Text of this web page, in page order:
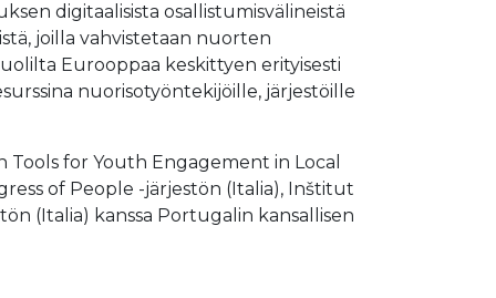
digitaalisista osallistumisvälineistä
joilla vahvistetaan nuorten
Eurooppaa keskittyen erityisesti
nuorisotyöntekijöille, järjestöille
for Youth Engagement in Local
of People -järjestön (Italia), Inštitut
(Italia) kanssa Portugalin kansallisen